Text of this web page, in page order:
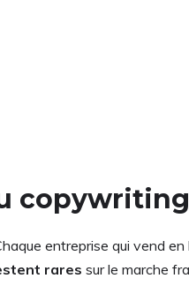
copywriting
entreprise qui vend
rares sur le marche